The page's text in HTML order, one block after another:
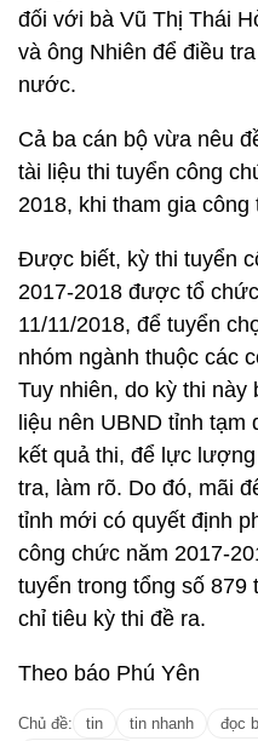
đối với bà Vũ Thị Thái
và ông Nhiên để điều
nước.
Cả ba cán bộ vừa nêu
tài liệu thi tuyển công
2018, khi tham gia
Được biết, kỳ thi tuyển
2017-2018 được tổ
11/11/2018, để tuyển
nhóm ngành thuộc các
Tuy nhiên, do kỳ thi này
liệu nên UBND tỉnh
kết quả thi, để lực
tra, làm rõ. Do đó, mãi
tỉnh mới có quyết định
công chức năm 2017-
tuyển trong tổng số
chỉ tiêu kỳ thi đề ra.
Theo báo Phú Yên
Chủ đề: tin tin nhanh đọc